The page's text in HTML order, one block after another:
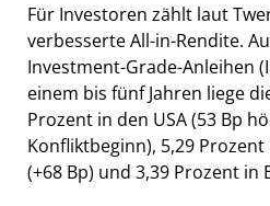
Für Investoren zählt laut
verbesserte All-in-Rendite.
Investment-Grade-Anleihen
einem bis fünf Jahren liege
Prozent in den USA (53 Bp
Konfliktbeginn), 5,29
(+68 Bp) und 3,39 Prozent in